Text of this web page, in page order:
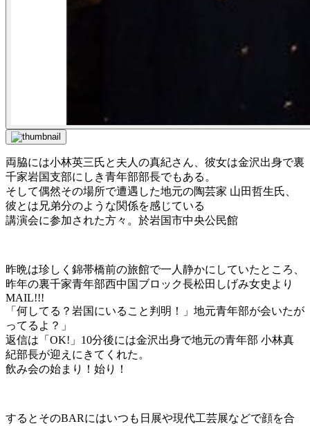
両脇には小林英三氏と夫人の真紀さん、彼女は金沢出身で裏
千家岩国支部にしき青年部部長でもある。
そして偶然その場所で遭遇した地元の陶芸家 山田哲生氏、
彼とは兄弟分のような関係を感じている
講演会に参加された方々。於岩国市中央公民館
昨晩は珍しく錦帯橋前の旅館で一人静かにしていたところ、
昨年の裏千家青年部西中国ブロック長松田しげみ女史より
MAIL!!!
「何してる？岩国にいること判明！」地元青年部が会いたが
ってるよ？」
返信は「OK!」10分後には金沢出身で地元の青年部 小林真
紀部長が迎えにきてくれた。
飲み会の始まり！始り！
するとそのBARにはいつも日展や現代工芸展などで顔を合